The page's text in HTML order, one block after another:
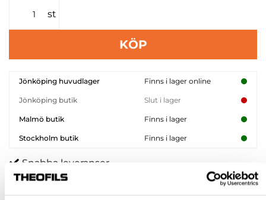
st
KÖP
Jönköping huvudlager Finns i lager online
Jönköping butik Slut i lager
Malmö butik Finns i lager
Stockholm butik Finns i lager
Snabba leveranser
Hämta i butik